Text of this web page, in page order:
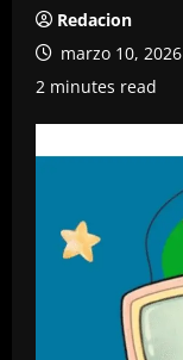
Redacion
marzo 10, 2026
2 minutes read